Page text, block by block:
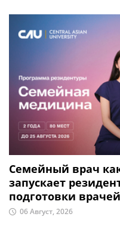
Семейный врач
запускает
подготовки
06 Август, 2026